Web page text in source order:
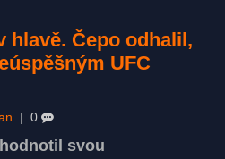
hlavě. Čepo odhalil,
UFC
0
svou